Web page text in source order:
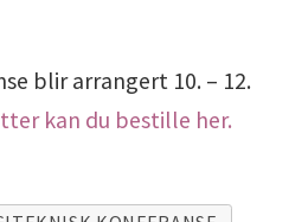
blir arrangert 10. – 12.
kan du bestille her.